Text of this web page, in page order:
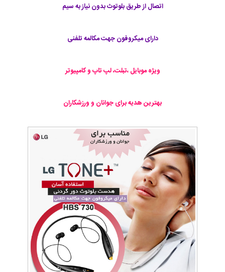
اتصال از طریق بلوتوث بدون نیاز به سیم
دارای میکروفون جهت مکالمه تلفنی
ویژه موبایل ،تبلت، لپ تاپ و کامپیوتر
بهترین هدیه برای جوانان و ورزشکاران